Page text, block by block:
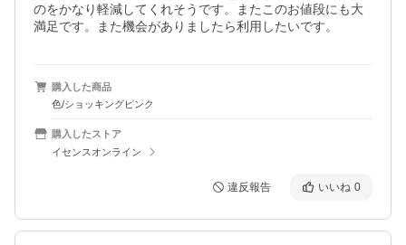
のをかなり軽減してくれそうです。またこのお値段にも大
満足です。また機会がありましたら利用したいです。
購入した商品
色/ショッキングピンク
購入したストア
イセンスオンライン
違反報告 いいね 0